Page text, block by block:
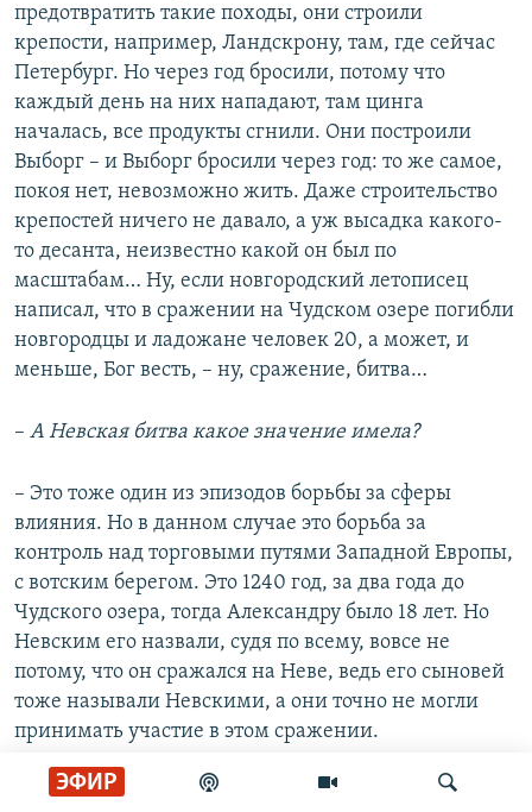
ЭФИР
предотвратить такие походы, они строили
крепости, например, Ландскрону, там, где сейчас
Петербург. Но через год бросили, потому что
каждый день на них нападают, там цинга
началась, все продукты сгнили. Они построили
Выборг – и Выборг бросили через год: то же самое,
покоя нет, невозможно жить. Даже строительство
крепостей ничего не давало, а уж высадка какого-
то десанта, неизвестно какой он был по
масштабам… Ну, если новгородский летописец
написал, что в сражении на Чудском озере погибли
новгородцы и ладожане человек 20, а может, и
меньше, Бог весть, – ну, сражение, битва…
– А Невская битва какое значение имела?
– Это тоже один из эпизодов борьбы за сферы
влияния. Но в данном случае это борьба за
контроль над торговыми путями Западной Европы,
с вотским берегом. Это 1240 год, за два года до
Чудского озера, тогда Александру было 18 лет. Но
Невским его назвали, судя по всему, вовсе не
потому, что он сражался на Неве, ведь его сыновей
тоже называли Невскими, а они точно не могли
принимать участие в этом сражении.
А почему же его так назвали?